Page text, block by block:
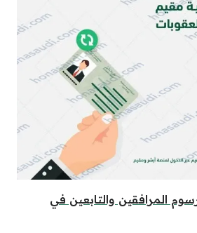
المرافقين والتابعين في